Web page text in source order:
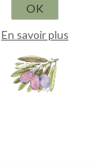
OK
En savoir plus